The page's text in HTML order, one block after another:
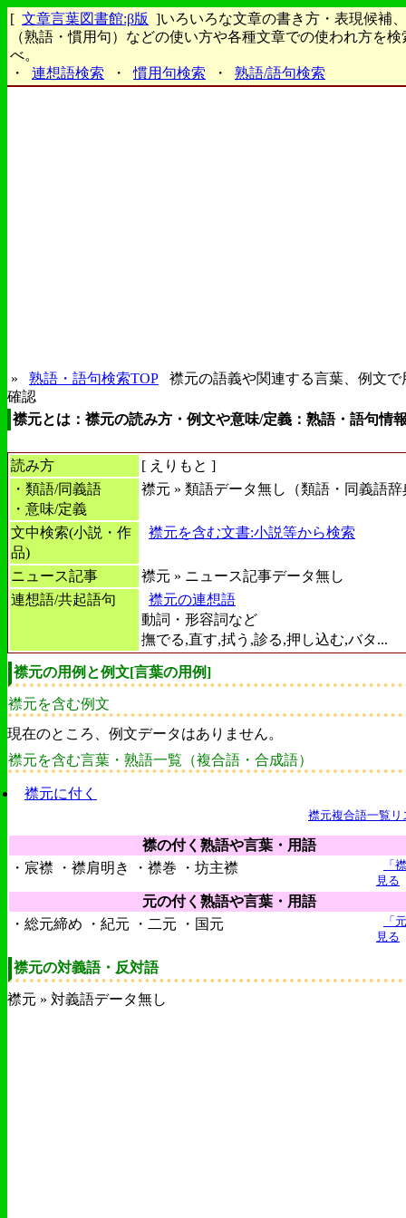
[ 文章言葉図書館:β版 ]いろいろな文章の書き方・表現候補
（熟語・慣用句）などの使い方や各種文章での使われ方を検
べ。
・
連想語検索 ・ 慣用句検索 ・ 熟語/語句検索
» 熟語・語句検索TOP
襟元の語義や関連する言葉、例文で
確認
襟元とは：襟元の読み方・例文や意味/定義：熟語・語句情
読み方 [ えりもと ]
・類語/同義語
・意味/定義
襟元 » 類語データ無し（類語・同義語辞
文中検索(小説・作
品)
襟元を含む文書:小説等から検索
ニュース記事
襟元 » ニュース記事データ無し
連想語/共起語句
襟元の連想語
動詞・形容詞など
撫でる,直す,拭う,診る,押し込む,バタ...
襟元の用例と例文[言葉の用例]
襟元を含む例文
現在のところ、例文データはありません。
襟元を含む言葉・熟語一覧（複合語・合成語）
襟元に付く
襟元複合語一覧リ
襟の付く熟語や言葉・用語
・宸襟 ・襟肩明き ・襟巻 ・坊主襟
「
見る
元の付く熟語や言葉・用語
・総元締め ・紀元 ・二元 ・国元
「
見る
襟元の対義語・反対語
襟元 » 対義語データ無し